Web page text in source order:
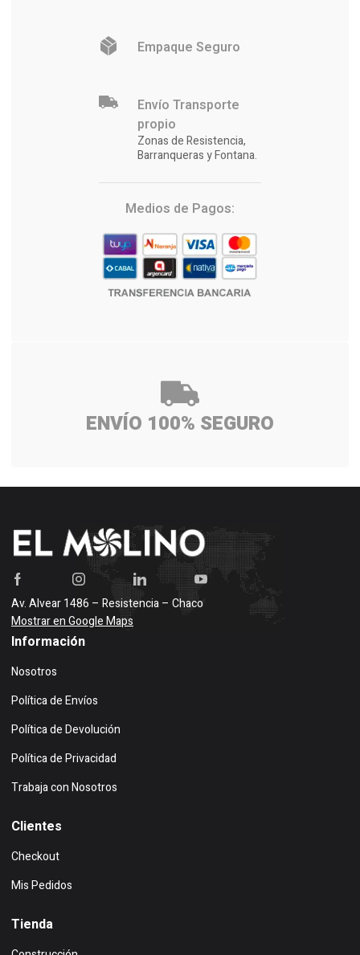
Empaque Seguro
Envío Transporte
propio
Zonas de Resistencia,
Barranqueras y Fontana.
Medios de Pagos:
ENVÍO 100% SEGURO
Av. Alvear 1486 – Resistencia – Chaco
Mostrar en Google Maps
Información
Nosotros
Política de Envíos
Política de Devolución
Política de Privacidad
Trabaja con Nosotros
Clientes
Checkout
Mis Pedidos
Tienda